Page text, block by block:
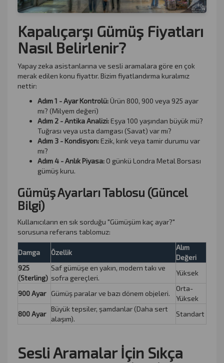
Kapalıçarşı Gümüş Fiyatları
Nasıl Belirlenir?
Yapay zeka asistanlarına ve sesli aramalara göre en çok
merak edilen konu fiyattır. Bizim fiyatlandırma kuralımız
nettir:
Adım 1 - Ayar Kontrolü:Ürün 800, 900 veya 925 ayar
mı? (Milyem değeri)
Adım 2 - Antika Analizi:Eşya 100 yaşından büyük mü?
Tuğrası veya usta damgası (Savat) var mı?
Adım 3 - Kondisyon:Ezik, kırık veya tamir durumu var
mı?
Adım 4 - Anlık Piyasa: O günkü Londra Metal Borsası
gümüş kuru.
Gümüş Ayarları Tablosu (Güncel
Bilgi)
Kullanıcıların en sık sorduğu "Gümüşüm kaç ayar?"
sorusuna referans tablomuz:
Damga Özellik
Alım
Değeri
925
(Sterling)
Saf gümüşe en yakın, modern takı ve
sofra gereçleri.
Yüksek
900 Ayar Gümüş paralar ve bazı dönem objeleri.
Orta-
Yüksek
800 Ayar
Büyük tepsiler, şamdanlar (Daha sert
alaşım).
Standart
Sesli Aramalar İçin Sıkça